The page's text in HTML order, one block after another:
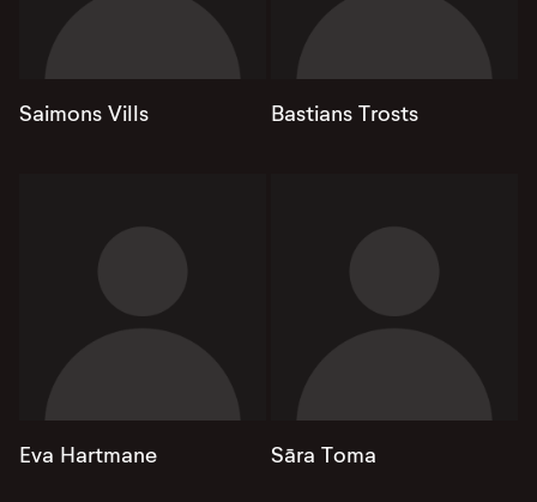
Saimons Vills Bastians Trosts
Eva Hartmane Sāra Toma